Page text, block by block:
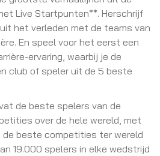
Live Startpunten**. Herschrijf
het verleden met de teams van
En speel voor het eerst een
ervaring, waarbij je de
club of speler uit de 5 beste
de beste spelers van de
over de hele wereld, met
beste competities ter wereld
19.000 spelers in elke wedstrijd